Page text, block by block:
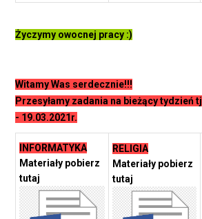
Życzymy owocnej pracy :)
Witamy Was serdecznie!!!
Przesyłamy zadania na bieżący tydzień
- 19.03.2021r.
INFORMATYKA
Materiały pobierz
tutaj
RELIGIA
Materiały pobierz
tutaj